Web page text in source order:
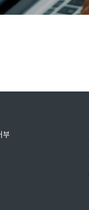
부